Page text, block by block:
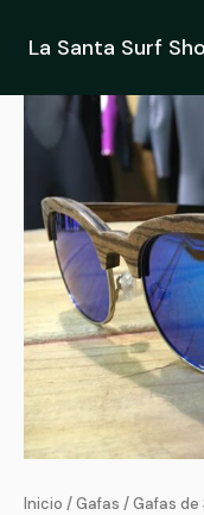
contenido
La Santa Surf
Inicio /Gafas / Gafas de
Gafas
de
Sol
Sunglasses
Candy
Zebra
Polarizadas
cantidad